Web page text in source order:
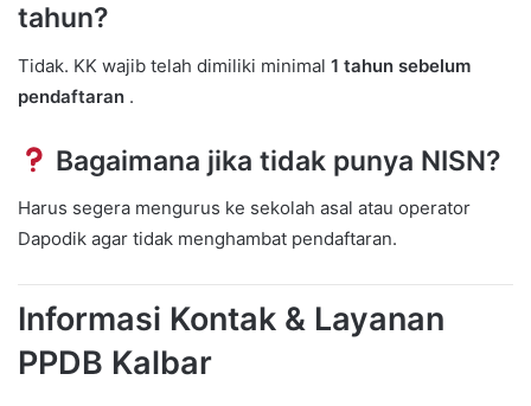
tahun?
Tidak. KK wajib telah dimiliki minimal 1 tahun sebelum
pendaftaran .
Bagaimana jika tidak punya NISN?
Harus segera mengurus ke sekolah asal atau operator
Dapodik agar tidak menghambat pendaftaran.
Informasi Kontak & Layanan
PPDB Kalbar